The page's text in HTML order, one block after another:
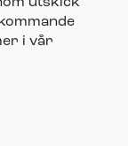
i vår